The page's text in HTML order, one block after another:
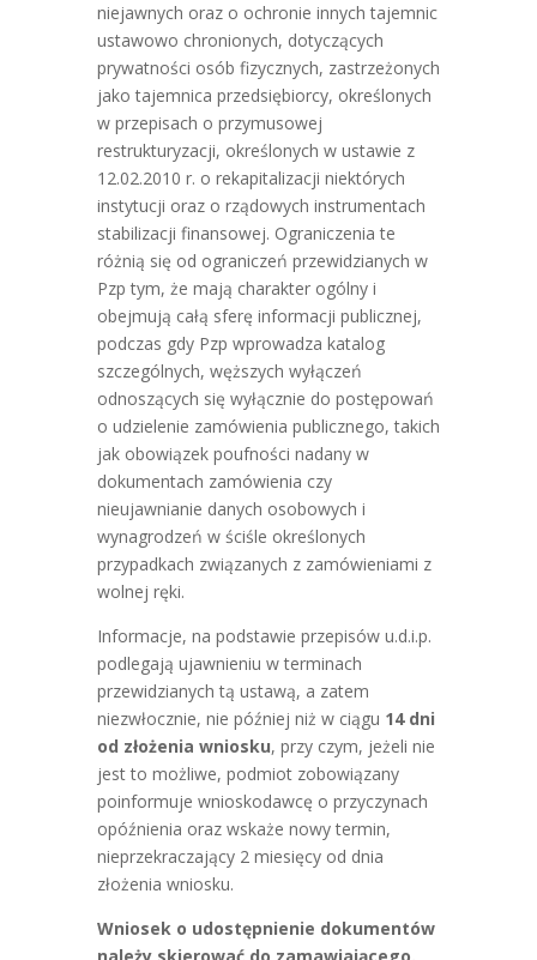
niejawnych oraz o ochronie innych tajemnic
ustawowo chronionych, dotyczących
prywatności osób fizycznych, zastrzeżonych
jako tajemnica przedsiębiorcy, określonych
w przepisach o przymusowej
restrukturyzacji, określonych w ustawie z
12.02.2010 r. o rekapitalizacji niektórych
instytucji oraz o rządowych instrumentach
stabilizacji finansowej. Ograniczenia te
różnią się od ograniczeń przewidzianych w
Pzp tym, że mają charakter ogólny i
obejmują całą sferę informacji publicznej,
podczas gdy Pzp wprowadza katalog
szczególnych, węższych wyłączeń
odnoszących się wyłącznie do postępowań
o udzielenie zamówienia publicznego, takich
jak obowiązek poufności nadany w
dokumentach zamówienia czy
nieujawnianie danych osobowych i
wynagrodzeń w ściśle określonych
przypadkach związanych z zamówieniami z
wolnej ręki.
Informacje, na podstawie przepisów u.d.i.p.
podlegają ujawnieniu w terminach
przewidzianych tą ustawą, a zatem
niezwłocznie, nie później niż w ciągu 14 dni
od złożenia wniosku, przy czym, jeżeli nie
jest to możliwe, podmiot zobowiązany
poinformuje wnioskodawcę o przyczynach
opóźnienia oraz wskaże nowy termin,
nieprzekraczający 2 miesięcy od dnia
złożenia wniosku.
Wniosek o udostępnienie dokumentów